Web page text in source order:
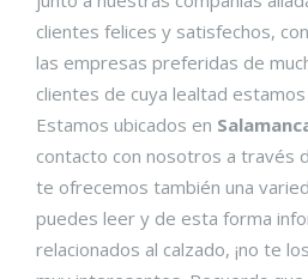
clientes felices y satisfechos,
las empresas preferidas de
clientes de cuya lealtad
Estamos ubicados en
contacto con nosotros a través
te ofrecemos también una
puedes leer y de esta forma
relacionados al calzado, ¡no te